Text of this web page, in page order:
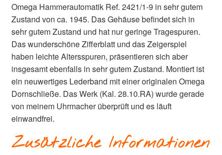
Omega Hammerautomatik Ref. 2421/1-9 in sehr gutem
Zustand von ca. 1945. Das Gehäuse befindet sich in
sehr gutem Zustand und hat nur geringe Tragespuren.
Das wunderschöne Zifferblatt und das Zeigerspiel
haben leichte Altersspuren, präsentieren sich aber
insgesamt ebenfalls in sehr gutem Zustand. Montiert ist
ein neuwertiges Lederband mit einer originalen Omega
Dornschließe. Das Werk (Kal. 28.10.RA) wurde gerade
von meinem Uhrmacher überprüft und es läuft
einwandfrei.
Zusätzliche Informationen